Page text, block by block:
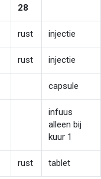
28
rust injectie
rust injectie
capsule
infuus
alleen bij
kuur 1
rust tablet